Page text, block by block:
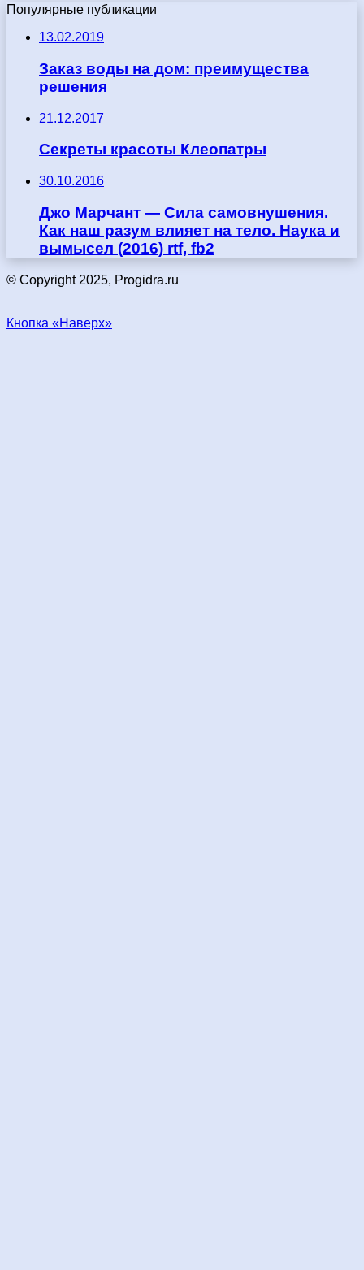
Популярные публикации
13.02.2019
Заказ воды на дом: преимущества
решения
21.12.2017
Секреты красоты Клеопатры
30.10.2016
Джо Марчант — Сила самовнушения.
Как наш разум влияет на тело. Наука и
вымысел (2016) rtf, fb2
© Copyright 2025, Progidra.ru
Кнопка «Наверх»